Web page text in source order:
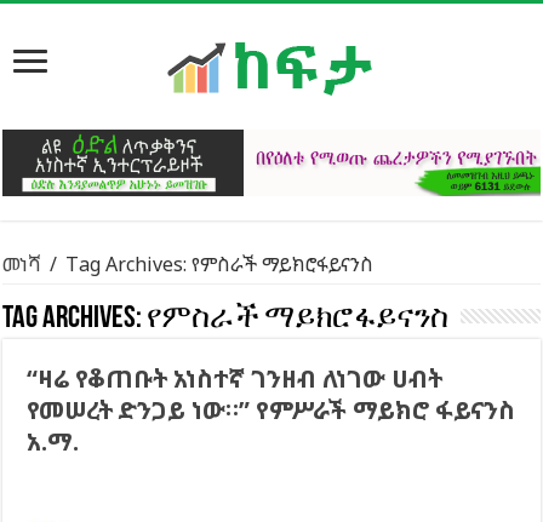
መነሻ / Tag Archives: የምስራች ማይክሮፋይናንስ
Tag Archives: የምስራች ማይክሮፋይናንስ
“ዛሬ የቆጠቡት አነስተኛ ገንዘብ ለነገው ሀብት
የመሠረት ድንጋይ ነው።” የምሥራች ማይክሮ ፋይናንስ
አ.ማ.